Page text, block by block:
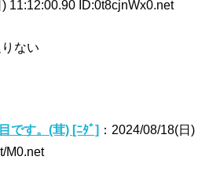
) 11:12:00.90 ID:0t8cjnWx0.net
ない
です。(茸) [ﾆﾀﾞ] ：2024/08/18(日)
M0.net